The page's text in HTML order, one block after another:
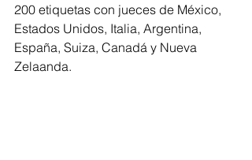
200 etiquetas con jueces de México,
Estados Unidos, Italia, Argentina,
España, Suiza, Canadá y Nueva
Zelaanda.